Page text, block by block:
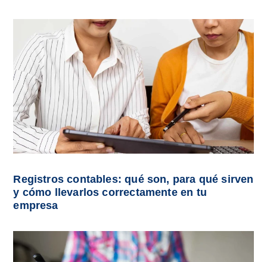
Registros contables: qué son, para qué sirven
y cómo llevarlos correctamente en tu
empresa